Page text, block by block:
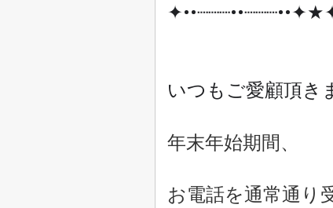
いつもご愛顧頂き
年末年始期間、
お電話を通常通り